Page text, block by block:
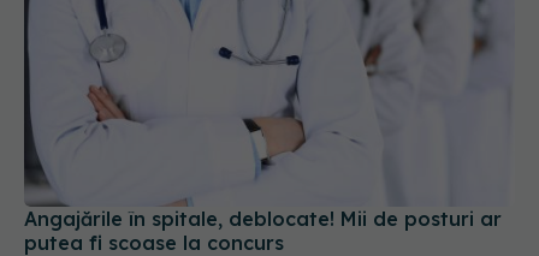
Angajările în spitale, deblocate! Mii de posturi ar
putea fi scoase la concurs